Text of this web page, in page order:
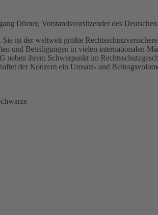
Dörner, Vorstandsvorsitzender des
ist der weltweit größte
und Beteiligungen in vielen internationalen
ihrem Schwerpunkt im
der Konzern ein Umsatz- und